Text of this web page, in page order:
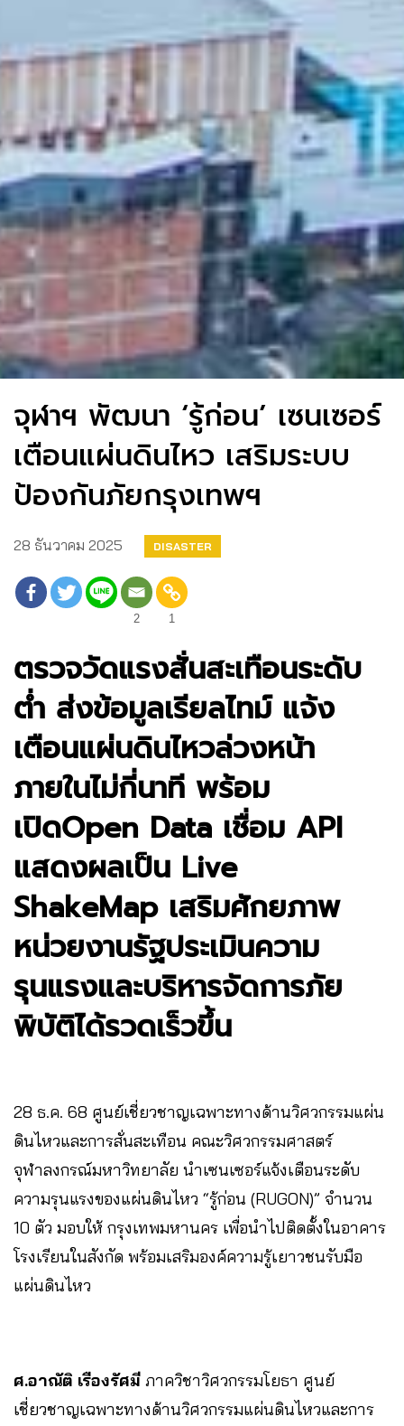
จุฬาฯ พัฒนา ‘รู้ก่อน’ เซนเซอร์
เตือนแผ่นดินไหว เสริมระบบ
ป้องกันภัยกรุงเทพฯ
28 ธันวาคม 2025 DISASTER
2 1
ตรวจวัดแรงสั่นสะเทือนระดับ
ต่ำ ส่งข้อมูลเรียลไทม์ แจ้ง
เตือนแผ่นดินไหวล่วงหน้า
ภายในไม่กี่นาที พร้อม
เปิดOpen Data เชื่อม API
แสดงผลเป็น Live
ShakeMap เสริมศักยภาพ
หน่วยงานรัฐประเมินความ
รุนแรงและบริหารจัดการภัย
พิบัติได้รวดเร็วขึ้น
28 ธ.ค. 68 ศูนย์เชี่ยวชาญเฉพาะทางด้านวิศวกรรมแผ่น
ดินไหวและการสั่นสะเทือน คณะวิศวกรรมศาสตร์
จุฬาลงกรณ์มหาวิทยาลัย นำเซนเซอร์แจ้งเตือนระดับ
ความรุนแรงของแผ่นดินไหว “รู้ก่อน (RUGON)” จำนวน
10 ตัว มอบให้ กรุงเทพมหานคร เพื่อนำไปติดตั้งในอาคาร
โรงเรียนในสังกัด พร้อมเสริมองค์ความรู้เยาวชนรับมือ
แผ่นดินไหว
ศ.อาณัติ เรืองรัศมี ภาควิชาวิศวกรรมโยธา ศูนย์
เชี่ยวชาญเฉพาะทางด้านวิศวกรรมแผ่นดินไหวและการ